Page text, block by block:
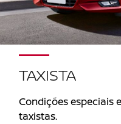
TAXISTA
Condições especiais
taxistas.